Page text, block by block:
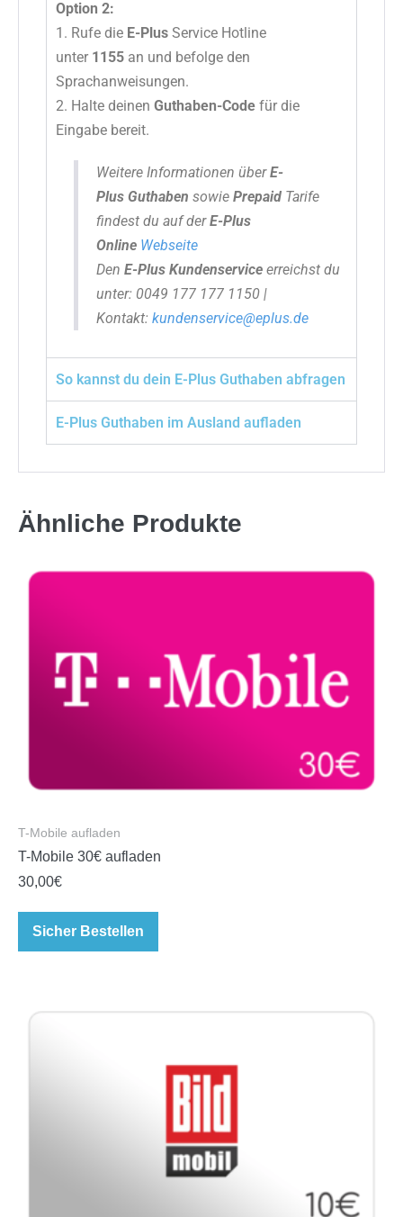
Option 2:
1. Rufe die E-Plus Service Hotline
unter 1155 an und befolge den
Sprachanweisungen.
2. Halte deinen Guthaben-Code für die
Eingabe bereit.
Weitere Informationen überE-
Plus Guthaben sowie Prepaid Tarife
findest du auf derE-Plus
Online Webseite
Den E-Plus Kundenservice erreichst du
unter: 0049 177 177 1150 |
Kontakt: kundenservice@eplus.de
So kannst du dein E-Plus Guthaben abfragen
E-Plus Guthaben im Ausland aufladen
Ähnliche Produkte
T-Mobile aufladen
T-Mobile 30€ aufladen
30,00€
Sicher Bestellen